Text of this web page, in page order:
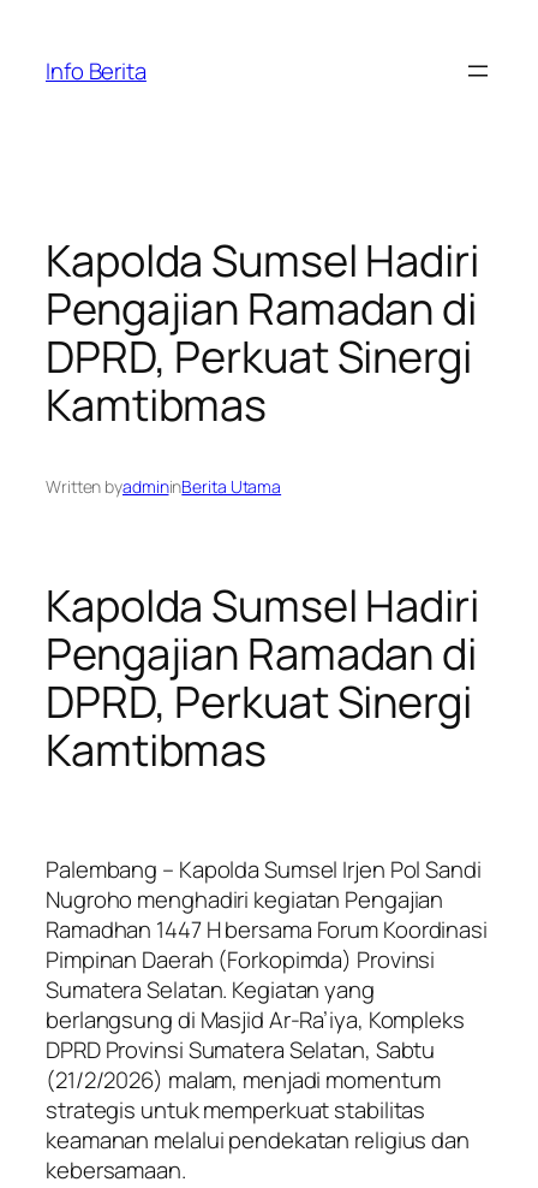
content
Info Berita
Kapolda Sumsel Hadiri
Pengajian Ramadan di
DPRD, Perkuat Sinergi
Kamtibmas
Written byadmininBerita Utama
Kapolda Sumsel Hadiri
Pengajian Ramadan di
DPRD, Perkuat Sinergi
Kamtibmas
Palembang – Kapolda Sumsel Irjen Pol Sandi
Nugroho menghadiri kegiatan Pengajian
Ramadhan 1447 H bersama Forum Koordinasi
Pimpinan Daerah (Forkopimda) Provinsi
Sumatera Selatan. Kegiatan yang
berlangsung di Masjid Ar-Ra’iya, Kompleks
DPRD Provinsi Sumatera Selatan, Sabtu
(21/2/2026) malam, menjadi momentum
strategis untuk memperkuat stabilitas
keamanan melalui pendekatan religius dan
kebersamaan.